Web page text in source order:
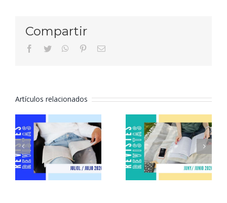
Compartir
facebooktwitter whatsapppinterestCorreo
Artículos relacionados
Revistas
julio 2026
Revistas
junio 2026